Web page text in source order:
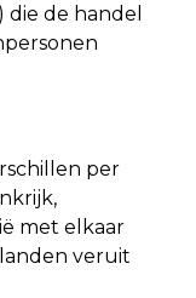
de handel
per
met elkaar
veruit